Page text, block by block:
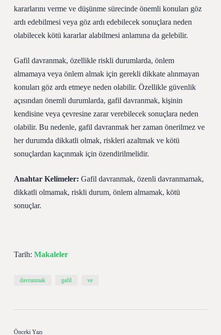
kararlarını verme ve düşünme sürecinde önemli konuları göz
ardı edebilmesi veya göz ardı edebilecek sonuçlara neden
olabilecek kötü kararlar alabilmesi anlamına da gelebilir.
Gafil davranmak, özellikle riskli durumlarda, önlem
almamaya veya önlem almak için gerekli dikkate alınmayan
konuları göz ardı etmeye neden olabilir. Özellikle güvenlik
açısından önemli durumlarda, gafil davranmak, kişinin
kendisine veya çevresine zarar verebilecek sonuçlara neden
olabilir. Bu nedenle, gafil davranmak her zaman önerilmez ve
her durumda dikkatli olmak, riskleri azaltmak ve kötü
sonuçlardan kaçınmak için özendirilmelidir.
Anahtar Kelimeler: Gafil davranmak, özenli davranmamak,
dikkatli olmamak, riskli durum, önlem almamak, kötü
sonuçlar.
Tarih: Makaleler
davranmak gafil ve
Önceki Yazı